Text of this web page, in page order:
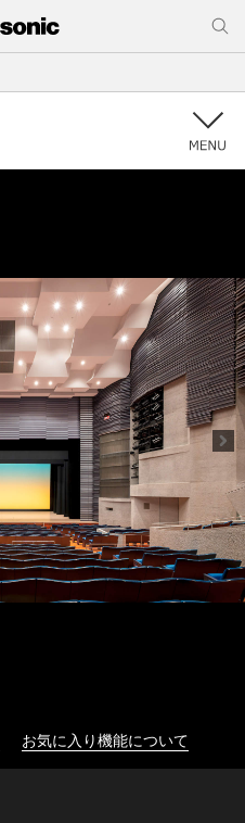
お気に入り機能について